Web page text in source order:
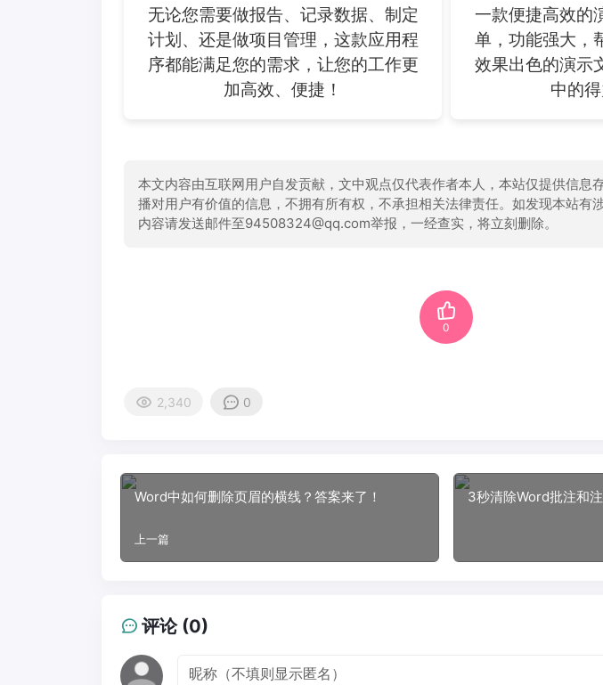
无论您需要做报告、记录数据、制定
计划、还是做项目管理，这款应用程
序都能满足您的需求，让您的工作更
加高效、便捷！
一款便捷高效的
单，功能强大，
效果出色的演示
中的得
本文内容由互联网用户自发贡献，文中观点仅代表作者本人，本站仅提供信息
播对用户有价值的信息，不拥有所有权，不承担相关法律责任。如发现本站有
内容请发送邮件至94508324@qq.com举报，一经查实，将立刻删除。
0
2,340 0
Word中如何删除页眉的横线？答案来了！
上一篇
3秒清除Word批注和
评论 (0)